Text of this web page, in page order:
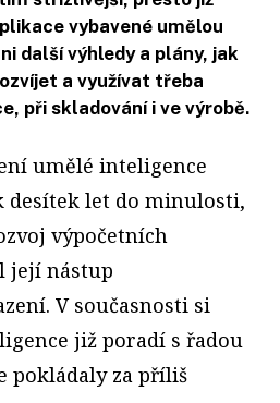
vybavené umělou
další výhledy a plány, jak
a využívat třeba
při skladování i ve výrobě.
umělé inteligence
desítek let do minulosti,
výpočetních
její nástup
V současnosti si
již poradí s řadou
pokládaly za příliš